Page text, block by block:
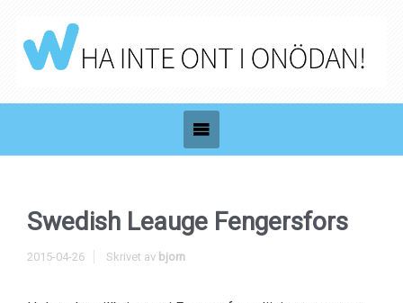
Swedish Leauge Fengersfors
2015-04-26 Skrivet av bjorn